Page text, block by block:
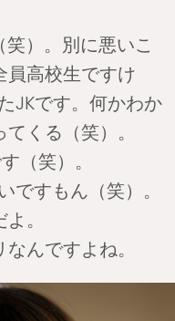
）。別に悪いこ
員高校生ですけ
JKです。何かわか
くる（笑）。
（笑）。
すもん（笑）。
。
んですよね。